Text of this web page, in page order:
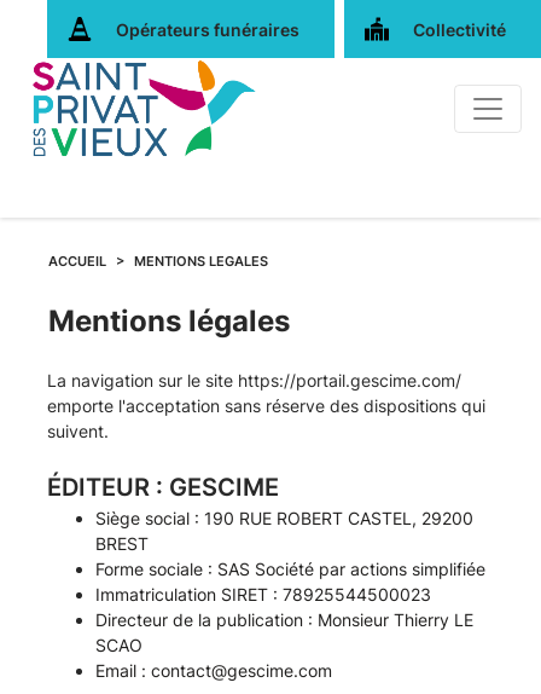
Opérateurs funéraires Collectivité
ACCUEIL MENTIONS LEGALES
Mentions légales
La navigation sur le site https://portail.gescime.com/
emporte l'acceptation sans réserve des dispositions qui
suivent.
ÉDITEUR : GESCIME
Siège social : 190 RUE ROBERT CASTEL, 29200
BREST
Forme sociale : SAS Société par actions simplifiée
Immatriculation SIRET : 78925544500023
Directeur de la publication : Monsieur Thierry LE
SCAO
Email : contact@gescime.com